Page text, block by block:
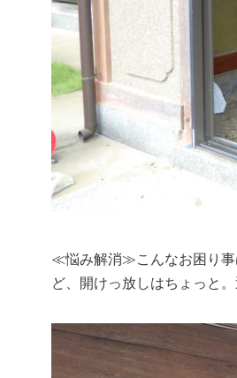
≪悩み解消≫こんなお困り事
ど、開けっ放しはちょっと